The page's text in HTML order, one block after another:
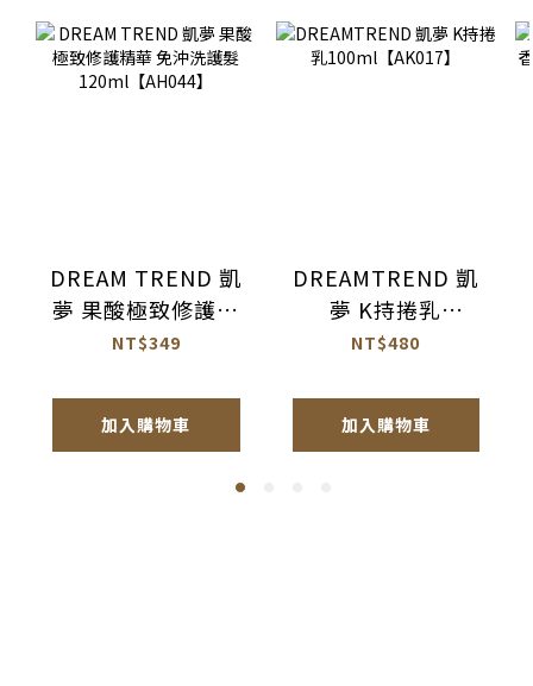
DREAM TREND 凱
夢 果酸極致修護精
華 免沖洗護髮
NT$349
加入購物車
DREAMTREND 凱
夢 K持捲乳
100ml【AK017】
NT$480
加入購物車